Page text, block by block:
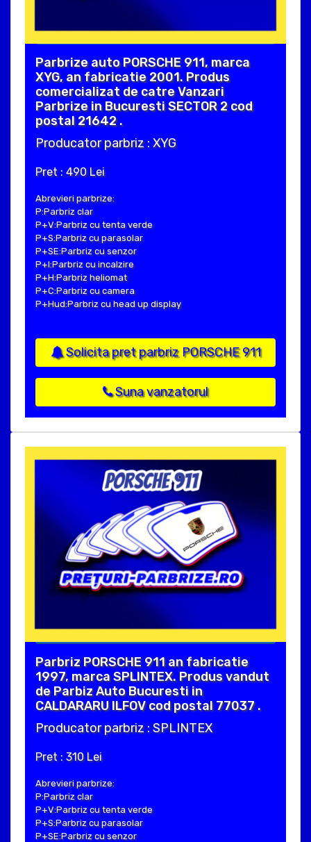
Parbrize auto PORSCHE 911, marca
XYG, an fabricatie 2001. Produs
comercializat de catre Vanzari
Parbrize in Bucuresti SECTOR 2 cod
postal 21642 .
Producator parbriz : XYG
Pret : 490 Lei
Abrevieri parbrize:
P:Parbriz clar
P+V:Parbriz cu tenta verde
P+S:Parbriz cu parasolar
P+SE:Parbriz cu senzor
P+I:Parbriz cu incalzire
P+H:Parbriz heliomat
P+C:Parbriz cu camera
P+Hud:Parbriz cu head up display
Solicita pret parbriz PORSCHE 911
Suna vanzatorul
Parbriz PORSCHE 911 an fabricatie
1997, marca SPLINTEX. Produs vandut
de Parbiz Auto Bucuresti in
CALDARARU ILFOV cod postal 77037 .
Producator parbriz : SPLINTEX
Pret : 310 Lei
Abrevieri parbrize:
P:Parbriz clar
P+V:Parbriz cu tenta verde
P+S:Parbriz cu parasolar
P+SE:Parbriz cu senzor